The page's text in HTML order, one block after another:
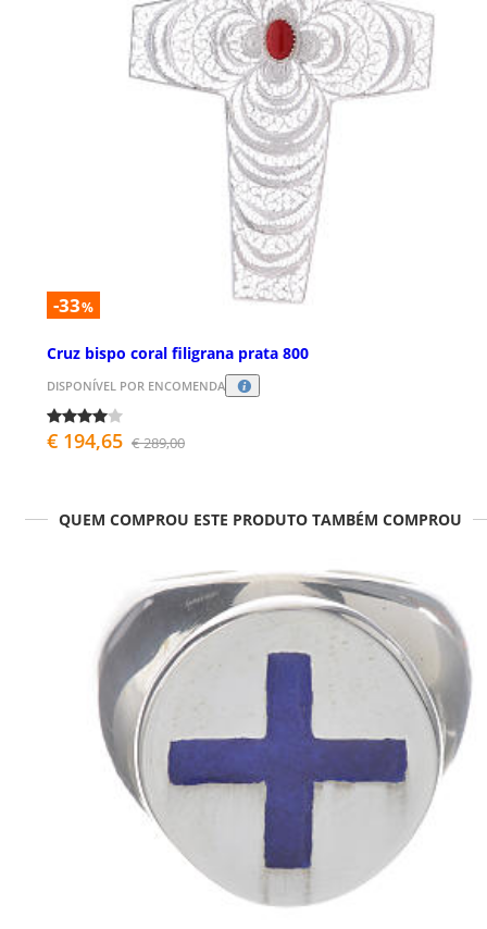
-33%
Cruz bispo coral filigrana prata 800
DISPONÍVEL POR ENCOMENDA
€ 194,65 € 289,00
QUEM COMPROU ESTE PRODUTO TAMBÉM COMPROU